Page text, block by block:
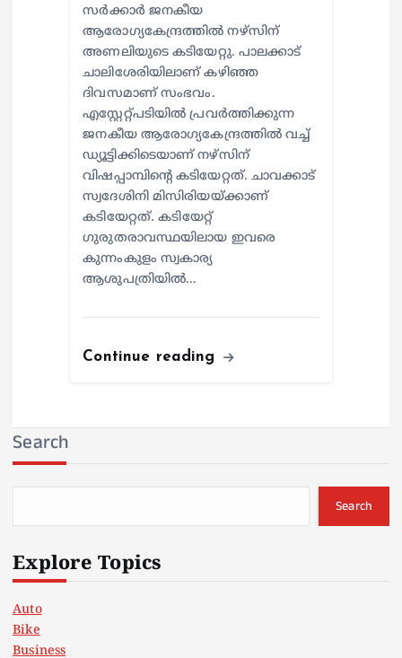
സര്‍ക്കാര്‍ ജനകീയ
ആരോഗ്യകേന്ദ്രത്തില്‍ നഴ്സിന്
അണലിയുടെ കടിയേറ്റു. പാലക്കാട്
ചാലിശേരിയിലാണ് കഴിഞ്ഞ
ദിവസമാണ് സംഭവം.
എസ്റ്റേറ്റ്പടിയില്‍ പ്രവര്‍ത്തിക്കുന്ന
ജനകീയ ആരോഗ്യകേന്ദ്രത്തില്‍ വച്ച്
ഡ്യൂട്ടിക്കിടെയാണ് നഴ്സിന്
വിഷപ്പാമ്പിന്റെ കടിയേറ്റത്. ചാവക്കാട്
സ്വദേശിനി മിസിരിയയ്ക്കാണ്
കടിയേറ്റത്. കടിയേറ്റ്
ഗുരുതരാവസ്ഥയിലായ ഇവരെ
കുന്നംകുളം സ്വകാര്യ
ആശുപത്രിയില്‍…
Continue reading
Search
Search
Explore Topics
Auto
Bike
Business